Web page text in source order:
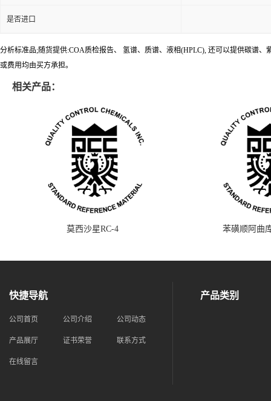
是否进口
分析标准品;随货提供:COA质检报告、 氢谱、质谱、液相(HPLC), 还可以提供碳谱
或费用均由买方承担。
相关产品：
莫西沙星RC-4 苯磺顺阿曲
快捷导航
公司首页 公司介绍 公司动态
产品展厅 证书荣誉 联系方式
在线留言
产品类别